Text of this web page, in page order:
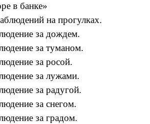
в банке»
на прогулках.
за дождем.
за туманом.
за росой.
за лужами.
за радугой.
за снегом.
за градом.